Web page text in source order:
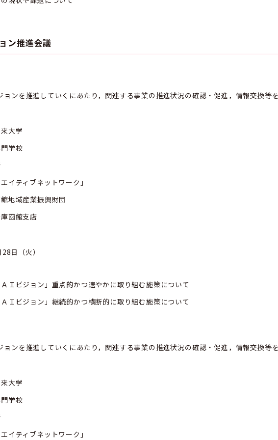
ン推進会議
ョンを推進していくにあたり，関連する事業の推進状況の確認・促進，情報交換等を
大学
学校
イティブネットワーク」
地域産業振興財団
函館支店
日（火）
ＡＩビジョン」重点的かつ速やかに取り組む施策について
ＡＩビジョン」継続的かつ横断的に取り組む施策について
ョンを推進していくにあたり，関連する事業の推進状況の確認・促進，情報交換等を
大学
学校
イティブネットワーク」